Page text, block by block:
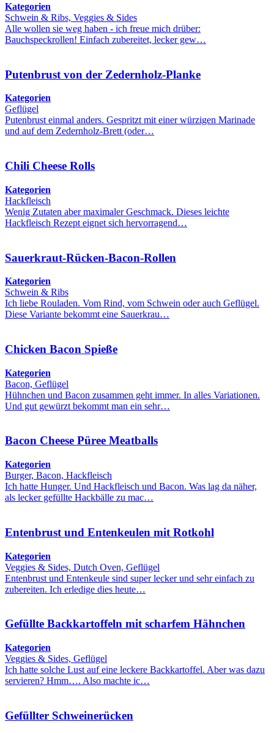
Kategorien
Schwein & Ribs, Veggies & Sides
Alle wollen sie weg haben - ich freue mich drüber:
Bauchspeckrollen! Einfach zubereitet, lecker gew…
Putenbrust von der Zedernholz-Planke
Kategorien
Geflügel
Putenbrust einmal anders. Gespritzt mit einer würzigen Marinade
und auf dem Zedernholz-Brett (oder…
Chili Cheese Rolls
Kategorien
Hackfleisch
Wenig Zutaten aber maximaler Geschmack. Dieses leichte
Hackfleisch Rezept eignet sich hervorragend…
Sauerkraut-Rücken-Bacon-Rollen
Kategorien
Schwein & Ribs
Ich liebe Rouladen. Vom Rind, vom Schwein oder auch Geflügel.
Diese Variante bekommt eine Sauerkrau…
Chicken Bacon Spieße
Kategorien
Bacon, Geflügel
Hühnchen und Bacon zusammen geht immer. In alles Variationen.
Und gut gewürzt bekommt man ein sehr…
Bacon Cheese Püree Meatballs
Kategorien
Burger, Bacon, Hackfleisch
Ich hatte Hunger. Und Hackfleisch und Bacon. Was lag da näher,
als lecker gefüllte Hackbälle zu mac…
Entenbrust und Entenkeulen mit Rotkohl
Kategorien
Veggies & Sides, Dutch Oven, Geflügel
Entenbrust und Entenkeule sind super lecker und sehr einfach zu
zubereiten. Ich erledige dies heute…
Gefüllte Backkartoffeln mit scharfem Hähnchen
Kategorien
Veggies & Sides, Geflügel
Ich hatte solche Lust auf eine leckere Backkartoffel. Aber was dazu
servieren? Hmm…. Also machte ic…
Gefüllter Schweinerücken